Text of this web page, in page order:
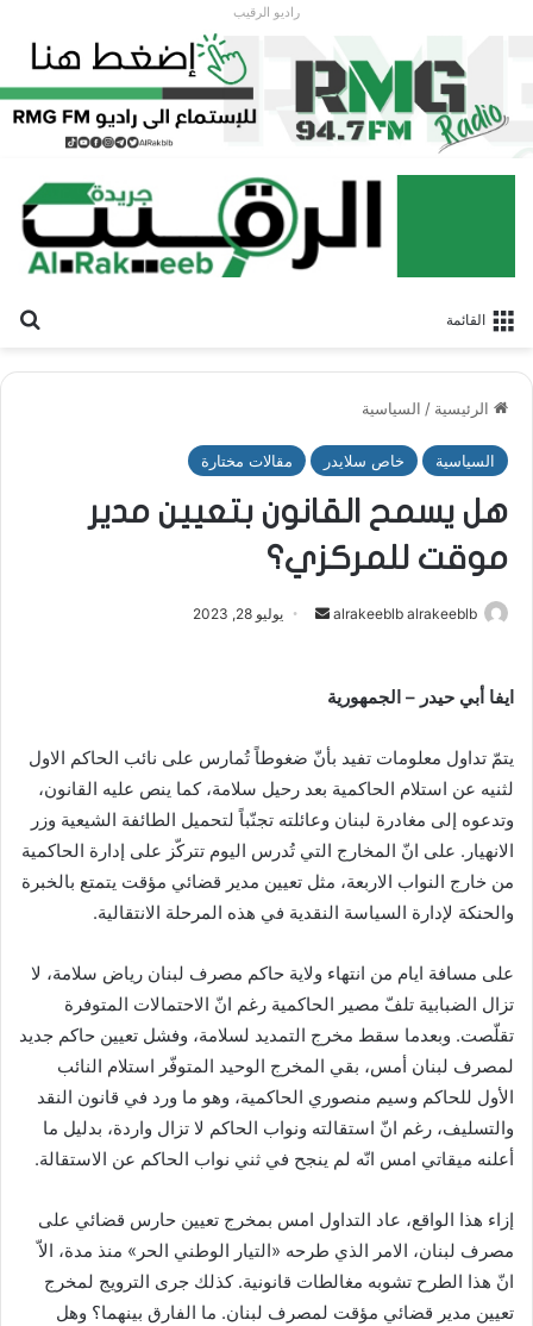
راديو الرقيب
القائمة
الرئيسية / السياسية
السياسية خاص سلايدر مقالات مختارة
هل يسمح القانون بتعيين مدير
موقت للمركزي؟
alrakeeblb alrakeeblb
ر
د
ر
و
ن
ي
ا
يوليو 28, 2023
ايفا أبي حيدر – الجمهورية
يتمّ تداول معلومات تفيد بأنّ ضغوطاً تُمارس على نائب الحاكم الاول
لثنيه عن استلام الحاكمية بعد رحيل سلامة، كما ينص عليه القانون،
وتدعوه إلى مغادرة لبنان وعائلته تجنّباً لتحميل الطائفة الشيعية وزر
الانهيار. على انّ المخارج التي تُدرس اليوم تتركّز على إدارة الحاكمية
من خارج النواب الاربعة، مثل تعيين مدير قضائي مؤقت يتمتع بالخبرة
والحنكة لإدارة السياسة النقدية في هذه المرحلة الانتقالية.
على مسافة ايام من انتهاء ولاية حاكم مصرف لبنان رياض سلامة، لا
تزال الضبابية تلفّ مصير الحاكمية رغم انّ الاحتمالات المتوفرة
تقلّصت. وبعدما سقط مخرج التمديد لسلامة، وفشل تعيين حاكم جديد
لمصرف لبنان أمس، بقي المخرج الوحيد المتوفّر استلام النائب
الأول للحاكم وسيم منصوري الحاكمية، وهو ما ورد في قانون النقد
والتسليف، رغم انّ استقالته ونواب الحاكم لا تزال واردة، بدليل ما
أعلنه ميقاتي امس انّه لم ينجح في ثني نواب الحاكم عن الاستقالة.
إزاء هذا الواقع، عاد التداول امس بمخرج تعيين حارس قضائي على
مصرف لبنان، الامر الذي طرحه «التيار الوطني الحر» منذ مدة، الاّ
انّ هذا الطرح تشوبه مغالطات قانونية. كذلك جرى الترويج لمخرج
تعيين مدير قضائي مؤقت لمصرف لبنان. ما الفارق بينهما؟ وهل